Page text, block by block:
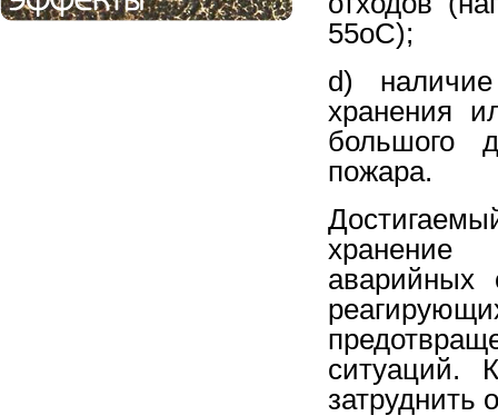
55оС);
d)
хранения
большого
пожара.
хранение
аварийных
ситуаций.
затруднить